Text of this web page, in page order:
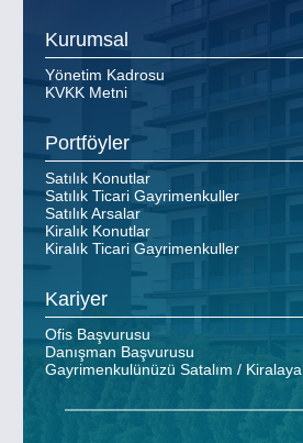
Kurumsal
Yönetim Kadrosu
KVKK Metni
Portföyler
Satılık Konutlar
Satılık Ticari Gayrimenkuller
Satılık Arsalar
Kiralık Konutlar
Kiralık Ticari Gayrimenkuller
Kariyer
Ofis Başvurusu
Danışman Başvurusu
Gayrimenkulünüzü Satalım /